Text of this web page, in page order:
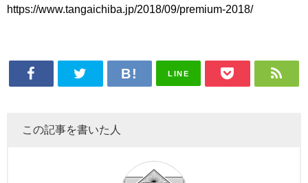
https://www.tangaichiba.jp/2018/09/premium-2018/
LINE
この記事を書いた人